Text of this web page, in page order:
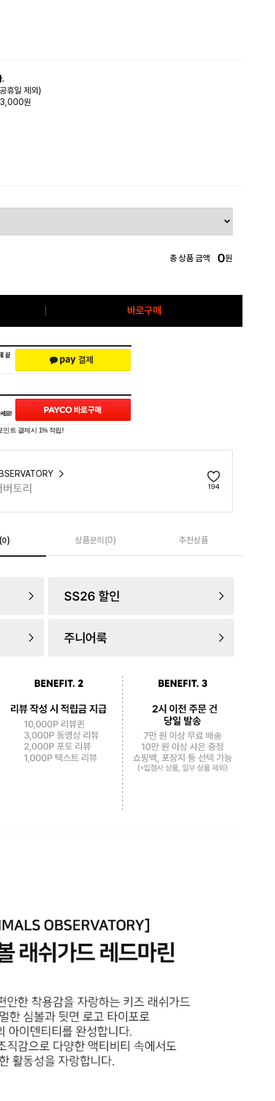
.
휴일 제외)
원
총 상품 금액 0원
바로구매
페
PAYCO 바로구매
인트 결제시 1% 적립!
토리 194
0) 상품문의(0) 추천상품